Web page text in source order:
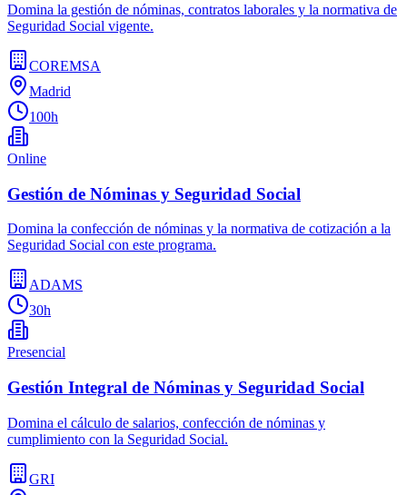
Domina la gestión de nóminas, contratos laborales y la normativa de
Seguridad Social vigente.
COREMSA
Madrid
100h
Online
Gestión de Nóminas y Seguridad Social
Domina la confección de nóminas y la normativa de cotización a la
Seguridad Social con este programa.
ADAMS
30h
Presencial
Gestión Integral de Nóminas y Seguridad Social
Domina el cálculo de salarios, confección de nóminas y
cumplimiento con la Seguridad Social.
GRI